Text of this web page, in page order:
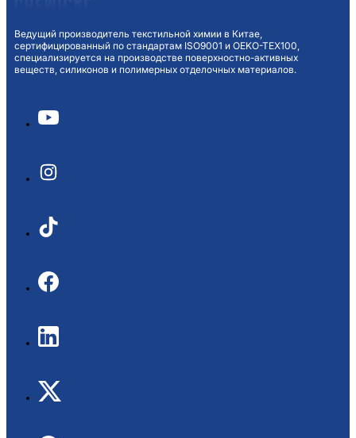
Ведущий производитель текстильной химии в Китае,
сертифицированный по стандартам ISO9001 и OEKO-TEX100,
специализируется на производстве поверхностно-активных
веществ, силиконов и полимерных отделочных материалов.